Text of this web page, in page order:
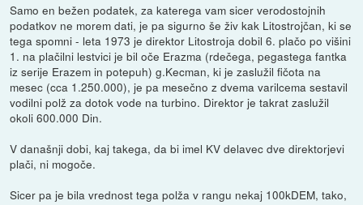
Samo en bežen podatek, za katerega vam sicer verodostojnih
podatkov ne morem dati, je pa sigurno še živ kak Litostrojčan, ki se
tega spomni - leta 1973 je direktor Litostroja dobil 6. plačo po višini
1. na plačilni lestvici je bil oče Erazma (rdečega, pegastega fantka
iz serije Erazem in potepuh) g.Kecman, ki je zaslužil fičota na
mesec (cca 1.250.000), je pa mesečno z dvema varilcema sestavil
vodilni polž za dotok vode na turbino. Direktor je takrat zaslužil
okoli 600.000 Din.
V današnji dobi, kaj takega, da bi imel KV delavec dve direktorjevi
plači, ni mogoče.
Sicer pa je bila vrednost tega polža v rangu nekaj 100kDEM, tako,